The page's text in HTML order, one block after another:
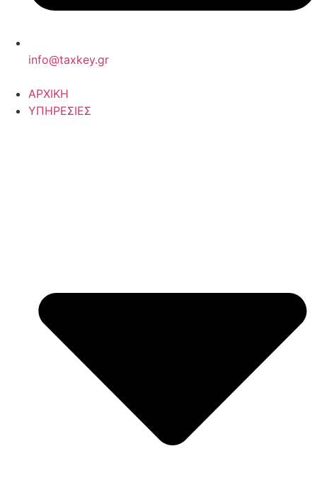
info@taxkey.gr
ΑΡΧΙΚΗ
ΥΠΗΡΕΣΙΕΣ